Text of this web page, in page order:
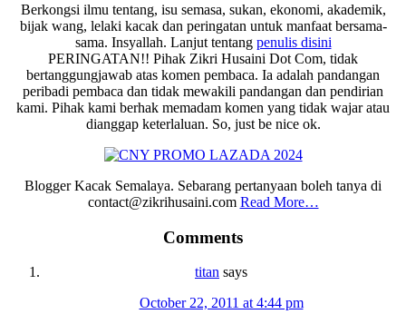
Berkongsi ilmu tentang, isu semasa, sukan, ekonomi, akademik,
bijak wang, lelaki kacak dan peringatan untuk manfaat bersama-
sama. Insyallah. Lanjut tentang penulis disini
PERINGATAN!! Pihak Zikri Husaini Dot Com, tidak
bertanggungjawab atas komen pembaca. Ia adalah pandangan
peribadi pembaca dan tidak mewakili pandangan dan pendirian
kami. Pihak kami berhak memadam komen yang tidak wajar atau
dianggap keterlaluan. So, just be nice ok.
Blogger Kacak Semalaya. Sebarang pertanyaan boleh tanya di
contact@zikrihusaini.com Read More…
Comments
titan says
October 22, 2011 at 4:44 pm